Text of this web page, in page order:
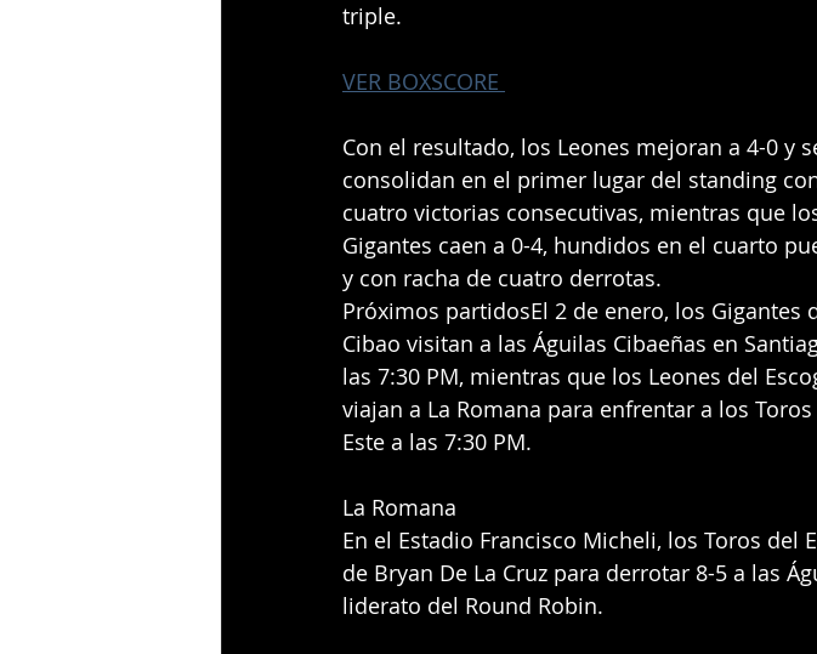
triple.
VER BOXSCORE
Con el resultado, los Leones mejoran a 4-0 y
consolidan en el primer lugar del standing
cuatro victorias consecutivas, mientras que
Gigantes caen a 0-4, hundidos en el cuarto
y con racha de cuatro derrotas.
Próximos partidosEl 2 de enero, los Gigantes
Cibao visitan a las Águilas Cibaeñas en
las 7:30 PM, mientras que los Leones del
viajan a La Romana para enfrentar a los Toros
Este a las 7:30 PM.
La Romana
En el Estadio Francisco Micheli, los Toros del
de Bryan De La Cruz para derrotar 8-5 a las
liderato del Round Robin.